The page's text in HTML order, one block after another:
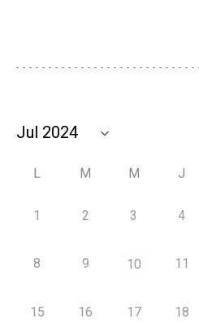
L M M J
1 2 3 4
8 9 10 11
15 16 17 18